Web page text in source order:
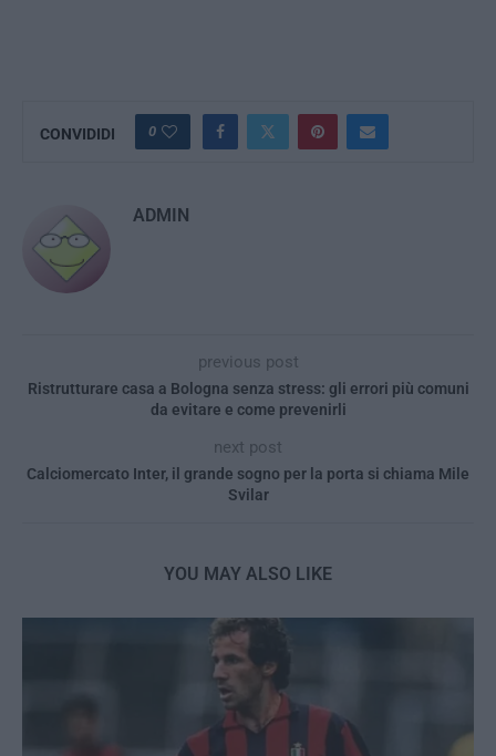
CONVIDIDI 0
ADMIN
previous post
Ristrutturare casa a Bologna senza stress: gli errori più comuni
da evitare e come prevenirli
next post
Calciomercato Inter, il grande sogno per la porta si chiama Mile
Svilar
YOU MAY ALSO LIKE